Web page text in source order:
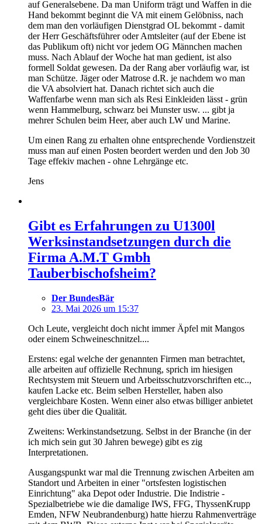
auf Generalsebene. Da man Uniform trägt und Waffen in die
Hand bekommt beginnt die VA mit einem Gelöbniss, nach
dem man den vorläufigen Dienstgrad OL bekommt - damit
der Herr Geschäftsführer oder Amtsleiter (auf der Ebene ist
das Publikum oft) nicht vor jedem OG Männchen machen
muss. Nach Ablauf der Woche hat man gedient, ist also
formell Soldat gewesen. Da der Rang aber vorläufig war, ist
man Schütze. Jäger oder Matrose d.R. je nachdem wo man
die VA absolviert hat. Danach richtet sich auch die
Waffenfarbe wenn man sich als Resi Einkleiden lässt - grün
wenn Hammelburg, schwarz bei Munster usw. ... gibt ja
mehrer Schulen beim Heer, aber auch LW und Marine.
Um einen Rang zu erhalten ohne entsprechende Vordienstzeit
muss man auf einen Posten beordert werden und den Job 30
Tage effekiv machen - ohne Lehrgänge etc.
Jens
Gibt es Erfahrungen zu U1300l
Werksinstandsetzungen durch die
Firma A.M.T Gmbh
Tauberbischofsheim?
Der BundesBär
23. Mai 2026 um 15:37
Och Leute, vergleicht doch nicht immer Äpfel mit Mangos
oder einem Schweineschnitzel....
Erstens: egal welche der genannten Firmen man betrachtet,
alle arbeiten auf offizielle Rechnung, sprich im hiesigen
Rechtsystem mit Steuern und Arbeitsschutzvorschriften etc..,
kaufen Lacke etc. Beim selben Hersteller, haben also
vergleichbare Kosten. Wenn einer also etwas billiger anbietet
geht dies über die Qualität.
Zweitens: Werkinstandsetzung. Selbst in der Branche (in der
ich mich sein gut 30 Jahren bewege) gibt es zig
Interpretationen.
Ausgangspunkt war mal die Trennung zwischen Arbeiten am
Standort und Arbeiten in einer "ortsfesten logistischen
Einrichtung" aka Depot oder Industrie. Die Indistrie -
Spezialbetriebe wie die damalige IWS, FFG, ThyssenKrupp
Emden, NFW Neubrandenburg) hatte hierzu Rahmenverträge